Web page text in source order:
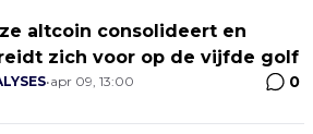
altcoin consolideert en
zich voor op de vijfde golf
•apr 09, 13:00 0